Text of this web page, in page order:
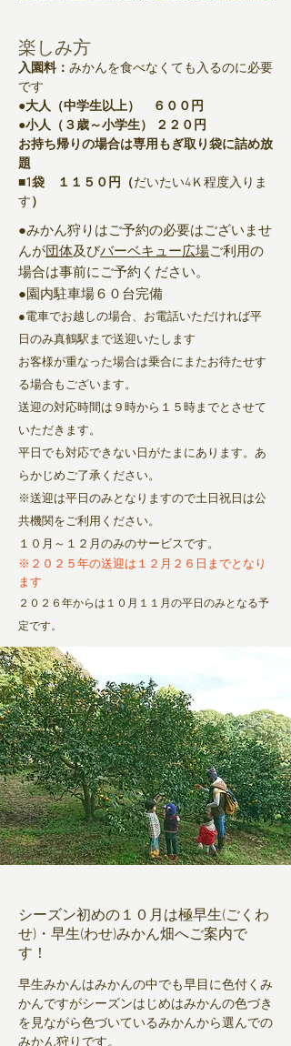
​​楽しみ方
入園料： みかんを食べなくても入るのに必要
です
●大人（中学生以上） ６００円
●小人（３歳～小学生） ２２０円
お持ち帰りの場合は専用もぎ取り袋に詰め放
題
■1袋 １１５０円（だいたい4Ｋ程度入りま
す）
●みかん狩りはご予約の必要はございませ
んが団体及びバーベキュー広場ご利用の
場合は事前にご予約ください。
●園内駐車場６０台完備
●電車でお越しの場合、お電話いただければ平
日のみ真鶴駅まで送迎いたします
お客様が重なった場合は乗合にまたお待たせす
る場合もございます。
送迎の対応時間は９時から１５時までとさせて
いただきます。
​平日でも対応できない日がたまにあります。 あ
らかじめご了承ください。
※送迎は平日のみとなりますので土日祝日は公
共機関をご利用ください。
１０月～１２月のみのサービスです。
※２０２５年の送迎は１２月２６日までとなり
ます
２０２６年からは１０月１１月の平日のみとなる予
定です。
シーズン初めの１０月は極早生(ごくわ
せ)・早生(わせ)みかん畑へご案内で
す！
早生みかんはみかんの中でも早目に色付くみ
かんですがシーズンはじめはみかんの色づき
を見ながら色づいているみかんから選んでの
みかん狩りです。